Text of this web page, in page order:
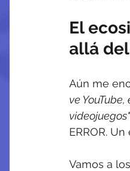
El
allá
Aún me
ve
videojuegos"
ERROR.
Vamos a